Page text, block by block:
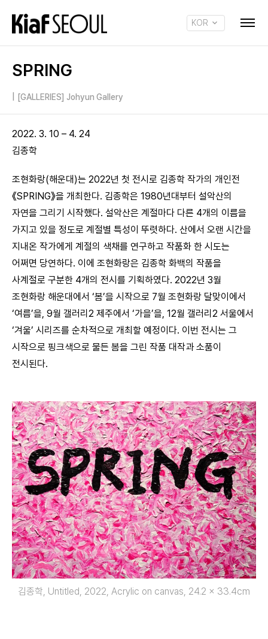
KOR
SPRING
[GALLERIES] Johyun Gallery
2022. 3. 10 – 4. 24
김종학
조현화랑(해운대)는 2022년 첫 전시로 김종학 작가의 개인전
《SPRING》을 개최한다. 김종학은 1980년대부터 설악산의
자연을 그리기 시작했다. 설악산은 계절마다 다른 4개의 이름을
가지고 있을 정도로 계절별 특성이 뚜렷하다. 산에서 오랜 시간을
지내온 작가에게 계절의 색채를 연구하고 작품화 한 시도는
어쩌면 당연하다. 이에 조현화랑은 김종학 화백의 작품을
사계절로 구분한 4개의 전시를 기획하였다. 2022년 3월
조현화랑 해운대에서 ‘봄’을 시작으로 7월 조현화랑 달맞이에서
‘여름’을, 9월 갤러리2 제주에서 ‘가을’을, 12월 갤러리2 서울에서
‘겨울’ 시리즈를 순차적으로 개최할 예정이다. 이번 전시는 그
시작으로 핑크색으로 물든 봄을 그린 작품 대작과 소품이
전시된다.
김종학, Untitled, 2022, Acrylic on canvas, 24.2 x 33.4cm